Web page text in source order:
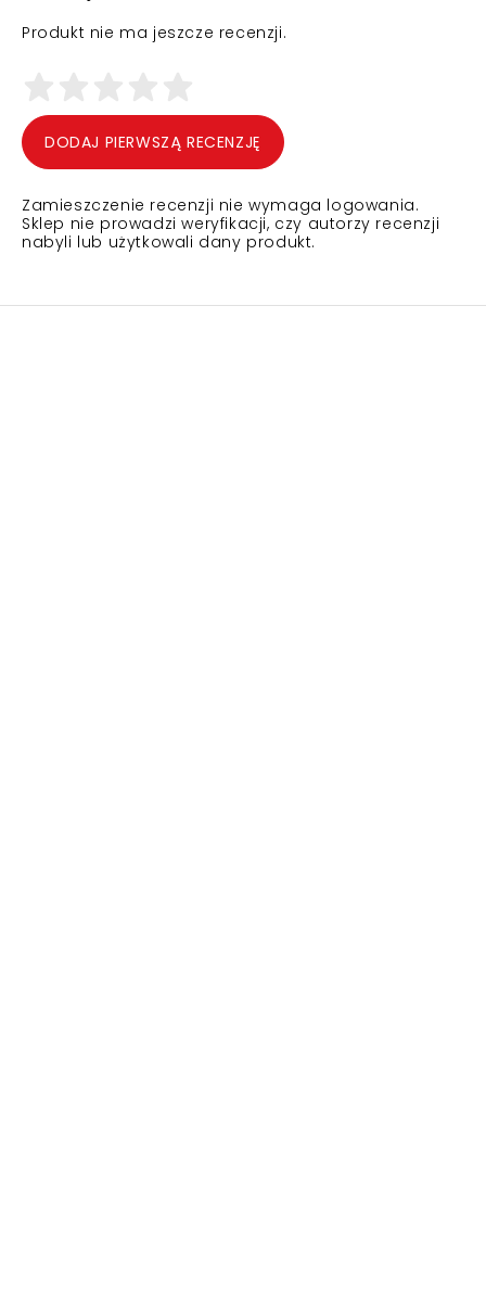
Produkt nie ma jeszcze recenzji.
DODAJ PIERWSZĄ RECENZJĘ
Zamieszczenie recenzji nie wymaga logowania.
Sklep nie prowadzi weryfikacji, czy autorzy recenzji
nabyli lub użytkowali dany produkt.